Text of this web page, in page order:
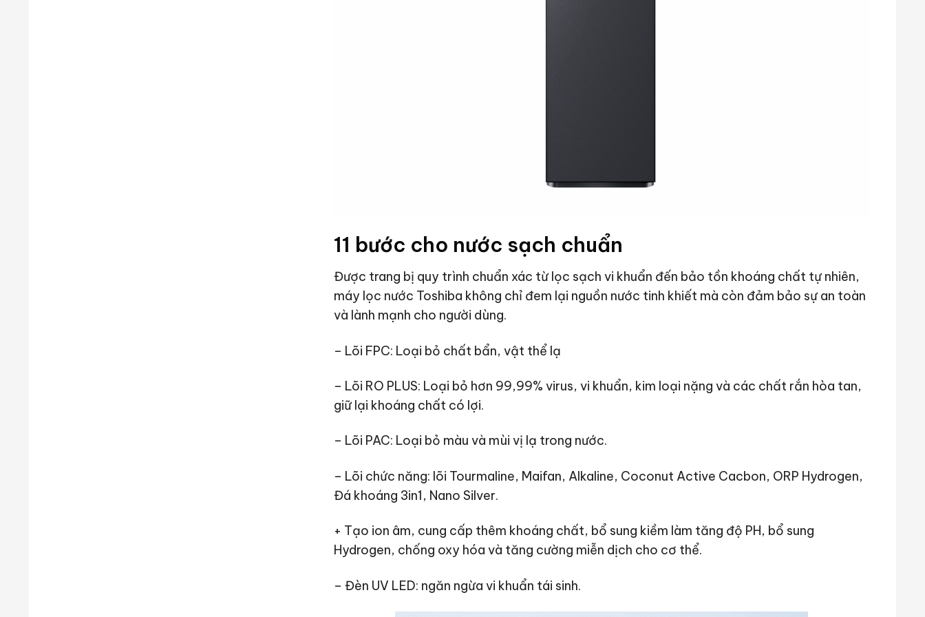
11 bước cho nước sạch chuẩn
Được trang bị quy trình chuẩn xác từ lọc sạch vi khuẩn đến bảo tồn khoáng chất tự nhiên,
máy lọc nước Toshiba không chỉ đem lại nguồn nước tinh khiết mà còn đảm bảo sự an toàn
và lành mạnh cho người dùng.
– Lõi FPC​: Loại bỏ chất bẩn, vật thể lạ
– Lõi RO PLUS​: Loại bỏ hơn 99,99% virus, vi khuẩn, kim loại nặng và các chất rắn hòa tan,
giữ lại khoáng chất có lợi.
– Lõi PAC: Loại bỏ màu và mùi vị lạ trong nước​.
– Lõi chức năng​: lõi Tourmaline, Maifan, Alkaline, Coconut Active Cacbon, ORP Hydrogen,
Đá khoáng 3in1, Nano Silver.
+ Tạo ion âm, cung cấp thêm khoáng chất, bổ sung kiềm làm tăng độ PH, bổ sung
Hydrogen, chống oxy hóa và tăng cường miễn dịch cho cơ thể​.
– Đèn UV LED: ngăn ngừa vi khuẩn tái sinh.